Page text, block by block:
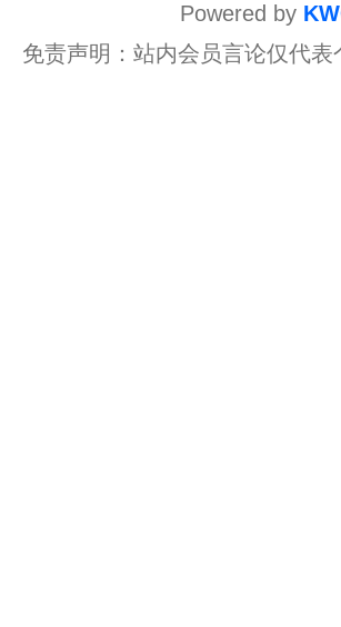
Powered by
免责声明：站内会员言论仅代